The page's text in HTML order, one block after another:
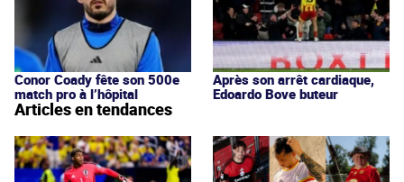
Conor Coady fête son 500e
match pro à l’hôpital
Après son arrêt cardiaque,
Edoardo Bove buteur
Articles en tendances